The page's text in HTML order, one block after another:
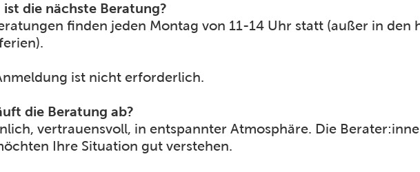
ist die nächste Beratung?
finden jeden Montag von 11-14 Uhr statt (außer in den
ist nicht erforderlich.
die Beratung ab?
vertrauensvoll, in entspannter Atmosphäre. Die
Ihre Situation gut verstehen.